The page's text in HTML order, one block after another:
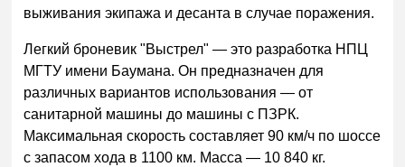
выживания экипажа и десанта в случае поражения.
Легкий броневик "Выстрел" — это разработка НПЦ
МГТУ имени Баумана. Он предназначен для
различных вариантов использования — от
санитарной машины до машины с ПЗРК.
Максимальная скорость составляет 90 км/ч по шоссе
с запасом хода в 1100 км. Масса — 10 840 кг.